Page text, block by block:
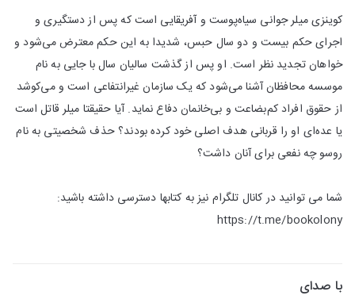
کوینزی میلر جوانی سیاه‌‎پوست و آفریقایی است که پس از دستگیری و
اجرای حکم بیست و دو سال حبس، شدیدا به این حکم معترض می‌شود و
خواهان تجدید نظر است. او پس از گذشت سالیان سال با جایی به نام
موسسه محافظان آشنا می‌شود که یک سازمان غیرانتفاعی است و می‌کوشد
از حقوق افراد کم‌بضاعت و بی‌خانمان دفاع نماید. آیا حقیقتا میلر قاتل است
یا عده‌ای او را قربانی هدف اصلی خود کرده بودند؟ حذف شخصیتی به نام
روسو چه نفعی برای آنان داشت؟
شما می توانید در کانال تلگرام نیز به کتابها دسترسی داشته باشید:
https://t.me/bookolony
با صدای